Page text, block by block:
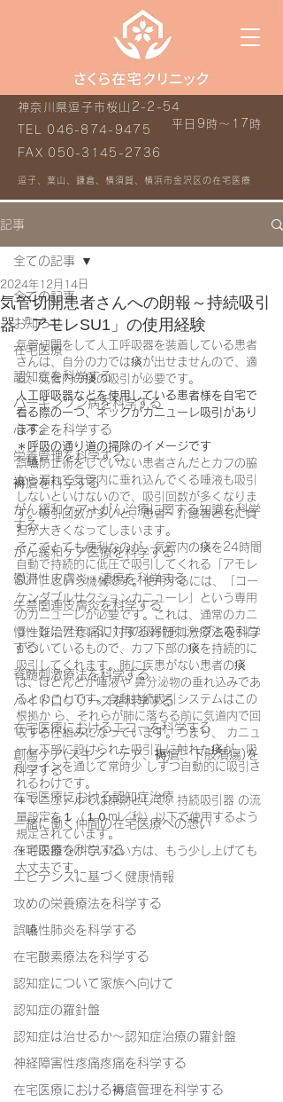
平日9時～17時
神奈川県逗子市桜山2-2-54
TEL 046-874-9475
FAX 050-3145-2736
逗子、葉山、鎌倉、横須賀、横浜市金沢区の在宅医療
記事
全ての記事
お知らせ
在宅医療
認知症を科学する
パーキンソン病を科学する
心不全を科学する
栄養管理を科学する
褥瘡を科学する
がん緩和ケア＋がん治療に関する知識を科学
する
がん緩和ケア医療を科学する
鬱滞性皮膚炎・潰瘍を科学する
失禁関連皮膚炎を科学する
慢性難治性疼痛に対する脊髄刺激療法を科学
する
脊髄刺激療法を科学する
ハイドロリリースを科学する
在宅医療におけるエコーを科学する
創傷ケア(スキン テア、褥瘡、下肢潰瘍)を
科学する
在宅医療における認知症治療
一緒に働く仲間の在宅医療への想い
在宅医療を科学する
エビデンスに基づく健康情報
攻めの栄養療法を科学する
誤嚥性肺炎を科学する
在宅酸素療法を科学する
認知症について家族へ向けて
認知症の羅針盤
認知症は治せるか～認知症治療の羅針盤
神経障害性疼痛疼痛を科学する
在宅医療における褥瘡管理を科学する
全ての記事
気管切開患者さんへの朗報～持続吸引
器「アモレSU1」の使用経験
2024年12月14日
気管切開をして人工呼吸器を装着している患者
さんは、自分の力では痰が出せませんので、適
宜、気管内の痰の吸引が必要です。
人工呼吸器などを使用している患者様を自宅で
看る際の一つ、ネックがカニューレ吸引があり
ます。
＊呼吸の通り道の掃除のイメージです
誤嚥防止術をしていない患者さんだとカフの脇
から漏れて気管内に垂れ込んでくる唾液も吸引
しないといけないので、吸引回数が多くなりま
す。吸引回数が多いと、患者・介護者ともに負
担が大きくなってしまいます。
そこでとても便利なのが、気管内の痰を24時間
自動で持続的に低圧で吸引してくれる「アモレ
SU1」という機械です。使用するには、「コー
ケンダブルサクションカニューレ」という専用
のカニューレが必要です。これは、通常のカニ
ューレにアモレSU1用の吸引チューブと吸引口
がついているもので、カフ下部の痰を持続的に
吸引してくれます。肺に疾患がない患者の痰
は、ほとんどが唾液や 鼻分泌物の垂れ込みであ
るとのことです。自動持続吸引システムはこの
根拠か ら、それらが肺に落ちる前に気道内で回
収する仕組みになっています。つまり、 カニュ
ーレ下部に設けられた吸引孔に触れた痰が、吸
引ラインを通じて常時少 しずつ自動的に吸引さ
れるわけです。
＊マニュアルでは原則として、持続吸引器 の流
量設定を１（１０ml／秒）以下で使用するよう
規定されています。
＊呼吸器つけていない方は、もう少し上げても
大丈夫です。